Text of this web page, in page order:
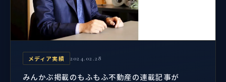
メディア実績 2024.02.28
みんかぶ掲載のもふもふ不動産の連載記事が